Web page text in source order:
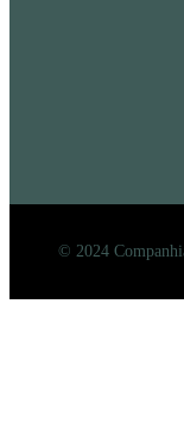
© 2024